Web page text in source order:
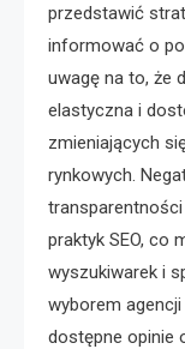
przedstawić
informować o
uwagę na to, że
elastyczna i
zmieniających
rynkowych.
praktyk SEO, co
wyszukiwarek i
wyborem
dostępne opinie